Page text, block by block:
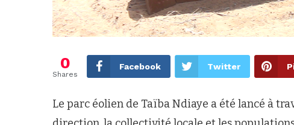
0
Shares
Facebook Twitter
Le parc éolien de Taïba Ndiaye a été lancé à